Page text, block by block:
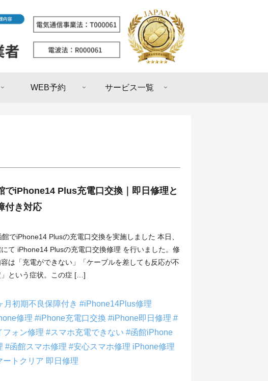
WEB予約 サービス一覧
でiPhone14 Plus充電口交換｜即日修理と
付き対応
館でiPhone14 Plusの充電口交換を実施しました 本日、
にて iPhone14 Plusの充電口交換修理 を行いました。修
は「充電ができない」「ケーブルを差しても反応が不
という症状。この症 […]
月初期不良保障付き #iPhone14Plus修理
修理 #iPhone充電口交換 #iPhone即日修理 #
フォン修理 #スマホ充電できない #函館iPhone
#函館スマホ修理 #安心スマホ修理 iPhone修理
ートクリア 即日修理